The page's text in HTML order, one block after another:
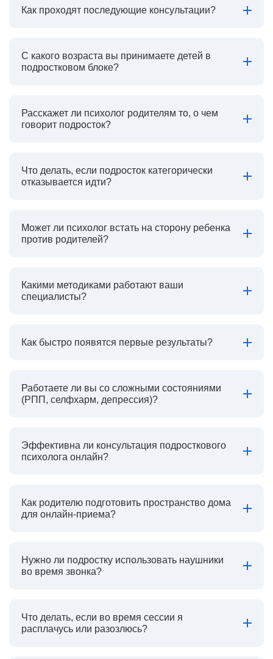
Как проходят последующие консультации?
С какого возраста вы принимаете детей в
подростковом блоке?
Расскажет ли психолог родителям то, о чем
говорит подросток?
Что делать, если подросток категорически
отказывается идти?
Может ли психолог встать на сторону ребенка
против родителей?
Какими методиками работают ваши
специалисты?
Как быстро появятся первые результаты?
Работаете ли вы со сложными состояниями
(РПП, селфхарм, депрессия)?
Эффективна ли консультация подросткового
психолога онлайн?
Как родителю подготовить пространство дома
для онлайн-приема?
Нужно ли подростку использовать наушники
во время звонка?
Что делать, если во время сессии я
расплачусь или разозлюсь?